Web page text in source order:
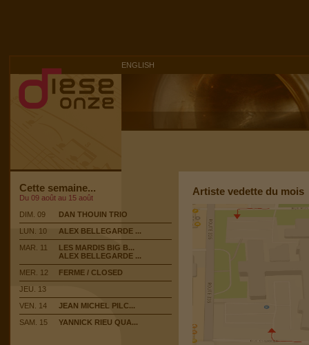
ENGLISH
Cette semaine...
Du 09 août au 15 août
DIM. 09
DAN THOUIN TRIO
LUN. 10
ALEX BELLEGARDE ...
MAR. 11
LES MARDIS BIG B...
ALEX BELLEGARDE ...
MER. 12
FERME / CLOSED
JEU. 13
VEN. 14
JEAN MICHEL PILC...
SAM. 15
YANNICK RIEU QUA...
Artiste vedette du mois